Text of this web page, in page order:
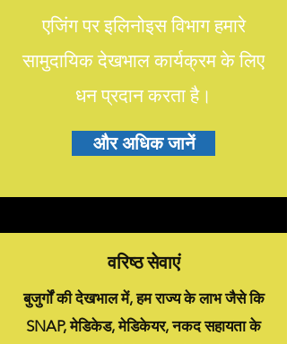
एजिंग पर इलिनोइस विभाग हमारे
सामुदायिक देखभाल कार्यक्रम के लिए
धन प्रदान करता है।
और अधिक जानें
वरिष्ठ सेवाएं
बुजुर्गों की देखभाल में, हम राज्य के लाभ जैसे कि
SNAP, मेडिकेड, मेडिकेयर, नकद सहायता के